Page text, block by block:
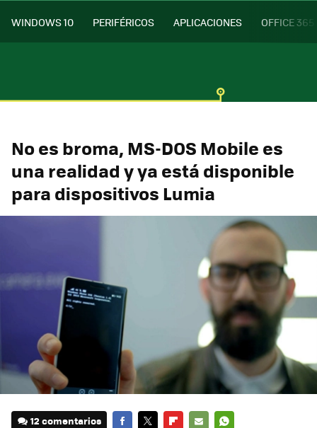
WINDOWS 10 PERIFÉRICOS APLICACIONES OFFICE 365
No es broma, MS-DOS Mobile es
una realidad y ya está disponible
para dispositivos Lumia
12 comentarios